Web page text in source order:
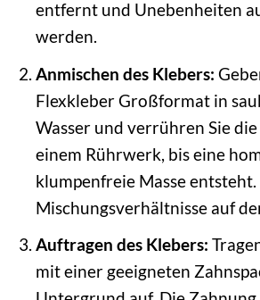
entfernt und Unebenheiten
werden.
Anmischen des Klebers:
Flexkleber Großformat in
Wasser und verrühren Sie
einem Rührwerk, bis eine
klumpenfreie Masse entsteht.
Mischungsverhältnisse auf
Auftragen des Klebers:
mit einer geeigneten